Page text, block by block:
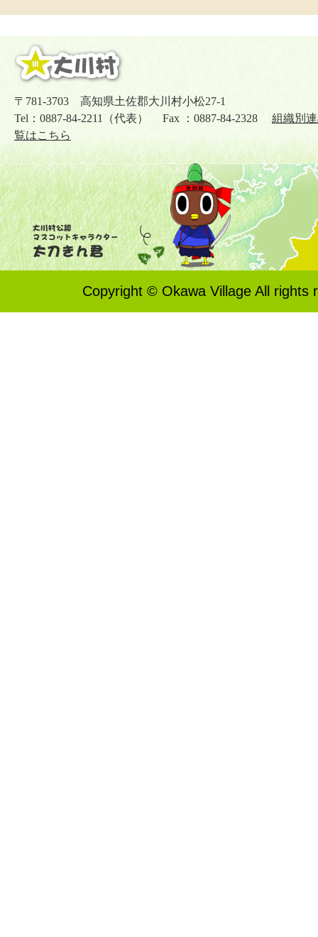
〒781-3703 高知県土佐郡大川村小松27-1
Tel：0887-84-2211（代表） Fax ：0887-84-2328 組織別
覧はこちら
Copyright © Okawa Village All rights